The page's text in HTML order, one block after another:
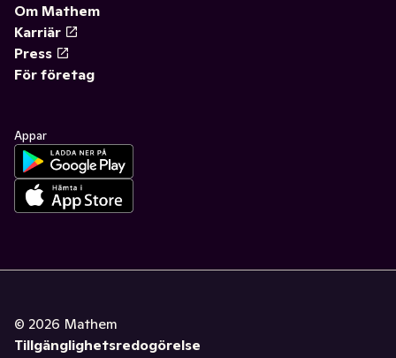
Om Mathem
Karriär
Press
För företag
Appar
© 2026 Mathem
Tillgänglighetsredogörelse